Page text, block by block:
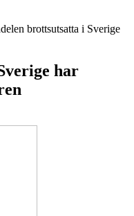
brottsutsatta i Sverige
har